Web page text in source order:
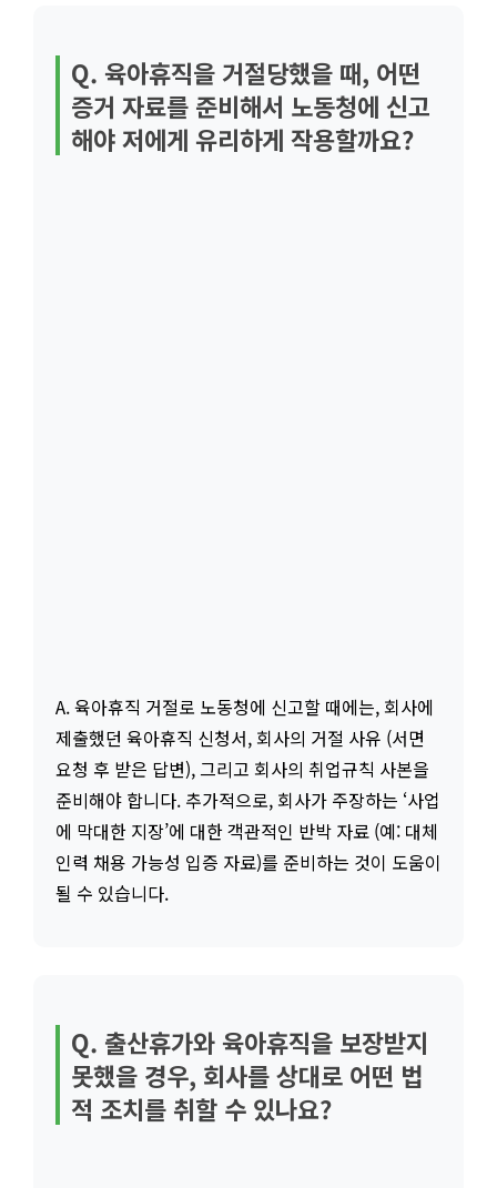
Q. 육아휴직을 거절당했을 때, 어떤
증거 자료를 준비해서 노동청에 신고
해야 저에게 유리하게 작용할까요?
A. 육아휴직 거절로 노동청에 신고할 때에는, 회사에
제출했던 육아휴직 신청서, 회사의 거절 사유 (서면
요청 후 받은 답변), 그리고 회사의 취업규칙 사본을
준비해야 합니다. 추가적으로, 회사가 주장하는 ‘사업
에 막대한 지장’에 대한 객관적인 반박 자료 (예: 대체
인력 채용 가능성 입증 자료)를 준비하는 것이 도움이
될 수 있습니다.
Q. 출산휴가와 육아휴직을 보장받지
못했을 경우, 회사를 상대로 어떤 법
적 조치를 취할 수 있나요?